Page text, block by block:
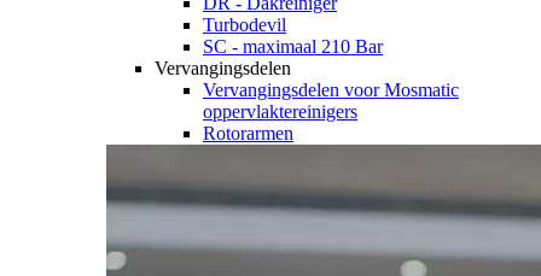
Turbodevil
SC - maximaal 210 Bar
Vervangingsdelen
Vervangingsdelen voor Mosmatic
oppervlaktereinigers
Rotorarmen